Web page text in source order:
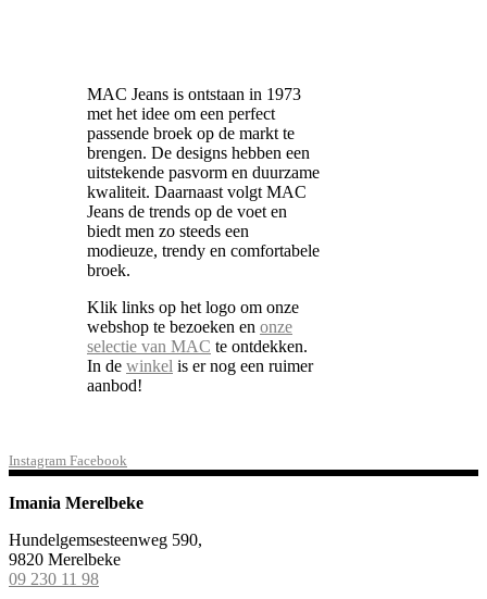
MAC Jeans is ontstaan in 1973
met het idee om een perfect
passende broek op de markt te
brengen. De designs hebben een
uitstekende pasvorm en duurzame
kwaliteit. Daarnaast volgt MAC
Jeans de trends op de voet en
biedt men zo steeds een
modieuze, trendy en comfortabele
broek.
Klik links op het logo om onze
webshop te bezoeken en onze
selectie van MAC te ontdekken.
In de winkel is er nog een ruimer
aanbod!
Instagram Facebook
Imania Merelbeke
Hundelgemsesteenweg 590,
9820 Merelbeke
09 230 11 98